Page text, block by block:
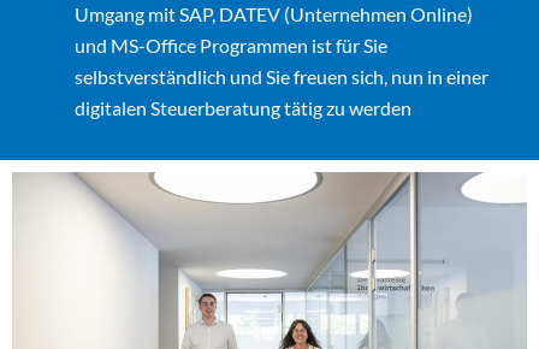
Umgang mit SAP, DATEV (Unternehmen Online)
und MS-Office Programmen ist für Sie
selbstverständlich und Sie freuen sich, nun in einer
digitalen Steuerberatung tätig zu werden